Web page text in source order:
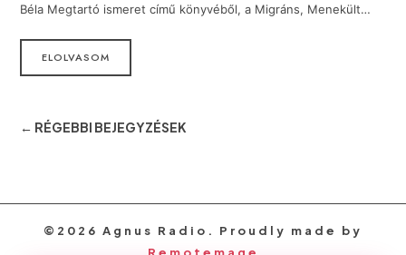
Béla Megtartó ismeret című könyvéből, a Migráns, Menekült…
ELOLVASOM
← RÉGEBBI BEJEGYZÉSEK
©2026 Agnus Radio. Proudly made by